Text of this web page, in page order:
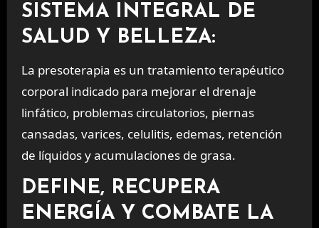
SISTEMA INTEGRAL DE
SALUD Y BELLEZA:
La presoterapia es un tratamiento terapéutico
corporal indicado para mejorar el drenaje
linfático, problemas circulatorios, piernas
cansadas, varices, celulitis, edemas, retención
de líquidos y acumulaciones de grasa.
DEFINE, RECUPERA
ENERGÍA Y COMBATE LA